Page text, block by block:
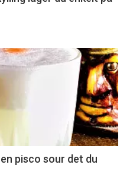
pisco sour det du